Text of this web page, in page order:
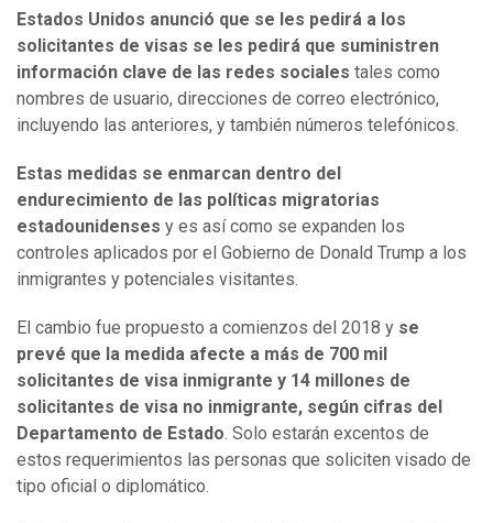
Estados Unidos anunció que se les pedirá a los
solicitantes de visas se les pedirá que suministren
información clave de las redes sociales tales como
nombres de usuario, direcciones de correo electrónico,
incluyendo las anteriores, y también números telefónicos.
Estas medidas se enmarcan dentro del
endurecimiento de las políticas migratorias
estadounidenses y es así como se expanden los
controles aplicados por el Gobierno de Donald Trump a los
inmigrantes y potenciales visitantes.
El cambio fue propuesto a comienzos del 2018 y se
prevé que la medida afecte a más de 700 mil
solicitantes de visa inmigrante y 14 millones de
solicitantes de visa no inmigrante, según cifras del
Departamento de Estado. Solo estarán excentos de
estos requerimientos las personas que soliciten visado de
tipo oficial o diplomático.